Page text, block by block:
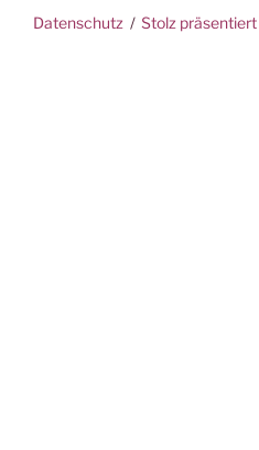
Datenschutz Stolz